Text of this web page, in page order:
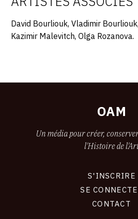
CGU
INSTAGRAM
FACEBOOK
PINTEREST
David Bourliouk, Vladimir
Kazimir Malevitch, Olga Rozanova.
OAM
Un média pour créer,
l'Histoire de
S'INSCRIRE
SE
CONTACT